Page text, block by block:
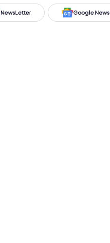
NewsLetter Google News